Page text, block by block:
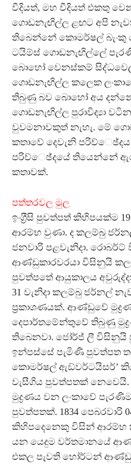
වීදියත්, මහ වීදියත් එකතු
ගොඩනැඟිල්ල ළඟට අපි
තිබෙන්නේ කොමර්ෂල් බැංකු
ටයිම්ස් ගොඩනැඟිල්ලේ
බොහෝ වෙනස්කම්
ගොඩනැඟිල්ල කලෙක
තිබුණු බව බොහෝ අය දන්නේ
ගොඩනැඟිල්ල පුරාවිද්‍යා
වුවමනාවකුත් නැහැ. මේ
කතාවේ දෙවැනි
පරිච්ෙඡ්දයේ තියෙන්නේ
කතාවක්.
පත්තරවල මුල
ඉංග‍්‍රීසි පුවත්පත් කිහිපයක්ම
ආරම්භ වුණා. ද කලම්බු
ජනවාරි පළවැනිදා.
ආණ්ඩුකාරවරයා විසිනුයි
පුවත්පතේ ආයුකාලය
31 වැනිදා කලම්බු ජර්නල්
ප‍්‍රකාශණයක්. ආණ්ඩුවේ
දෙපාර්තමේන්තුවේ තිබුණු
තිබෙනවා. ජෝර්ජ් ලී විසිනුයි
ඉන්පස්සේ පැමිණි පුවත්පත
කොමර්ෂල් ඇඞ්වර්ටයිසර්’
වැසීගිය පුවත්පතක්
මුද්‍රණය වන ලංකාවේ
පුවත්පතක්. 1834 පෙබරවාරි
කිහිපදෙනෙකු විසින් ආරම්භ
යන යෙදුම වර්තමානයේ
එකල පැවති හෝර්ටන්